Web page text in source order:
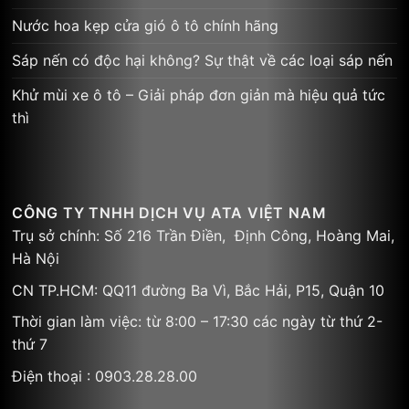
Nước hoa kẹp cửa gió ô tô chính hãng
Sáp nến có độc hại không? Sự thật về các loại sáp nến
Khử mùi xe ô tô – Giải pháp đơn giản mà hiệu quả tức
thì
CÔNG TY TNHH DỊCH VỤ ATA VIỆT NAM
Trụ sở chính: Số 216 Trần Điền, Định Công, Hoàng Mai,
Hà Nội
CN TP.HCM: QQ11 đường Ba Vì, Bắc Hải, P15, Quận 10
Thời gian làm việc: từ 8:00 – 17:30 các ngày từ thứ 2-
thứ 7
Điện thoại : 0903.28.28.00